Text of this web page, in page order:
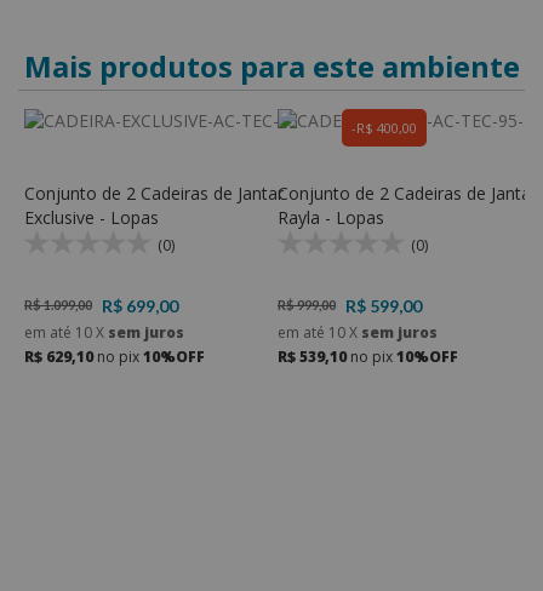
Mais produtos para este ambiente
R$ 400,00
Conjunto de 2 Cadeiras de Jantar
Exclusive - Lopas
(0)
R$ 1.099,00
R$ 699,00
em até 10X sem juros
R$ 629,10no pix10%OFF
Conjunto de 2 Cadeiras de Jantar
Rayla - Lopas
(0)
R$ 999,00
R$ 599,00
em até 10X sem juros
R$ 539,10no pix10%OFF